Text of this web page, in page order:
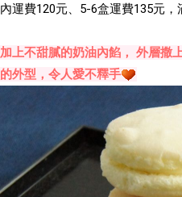
運費120元、5-6盒運費135元，
上不甜膩的奶油內餡， 外層撒
外型，令人愛不釋手